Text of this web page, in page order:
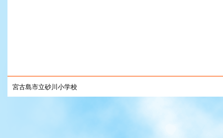
宮古島市立砂川小学校